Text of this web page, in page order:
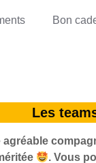
Bon
Les
. Vous